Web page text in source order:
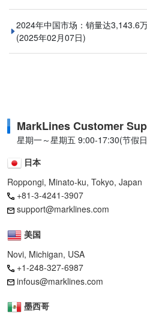
2024年中国市场：销量达3,143.6
(2025年02月07日)
MarkLines Customer
星期一～星期五 9:00-17:30(节假
日本
Roppongi, Minato-ku, Tokyo, Japan
+81-3-4241-3907
support@marklines.com
美国
Novi, Michigan, USA
+1-248-327-6987
infous@marklines.com
墨西哥